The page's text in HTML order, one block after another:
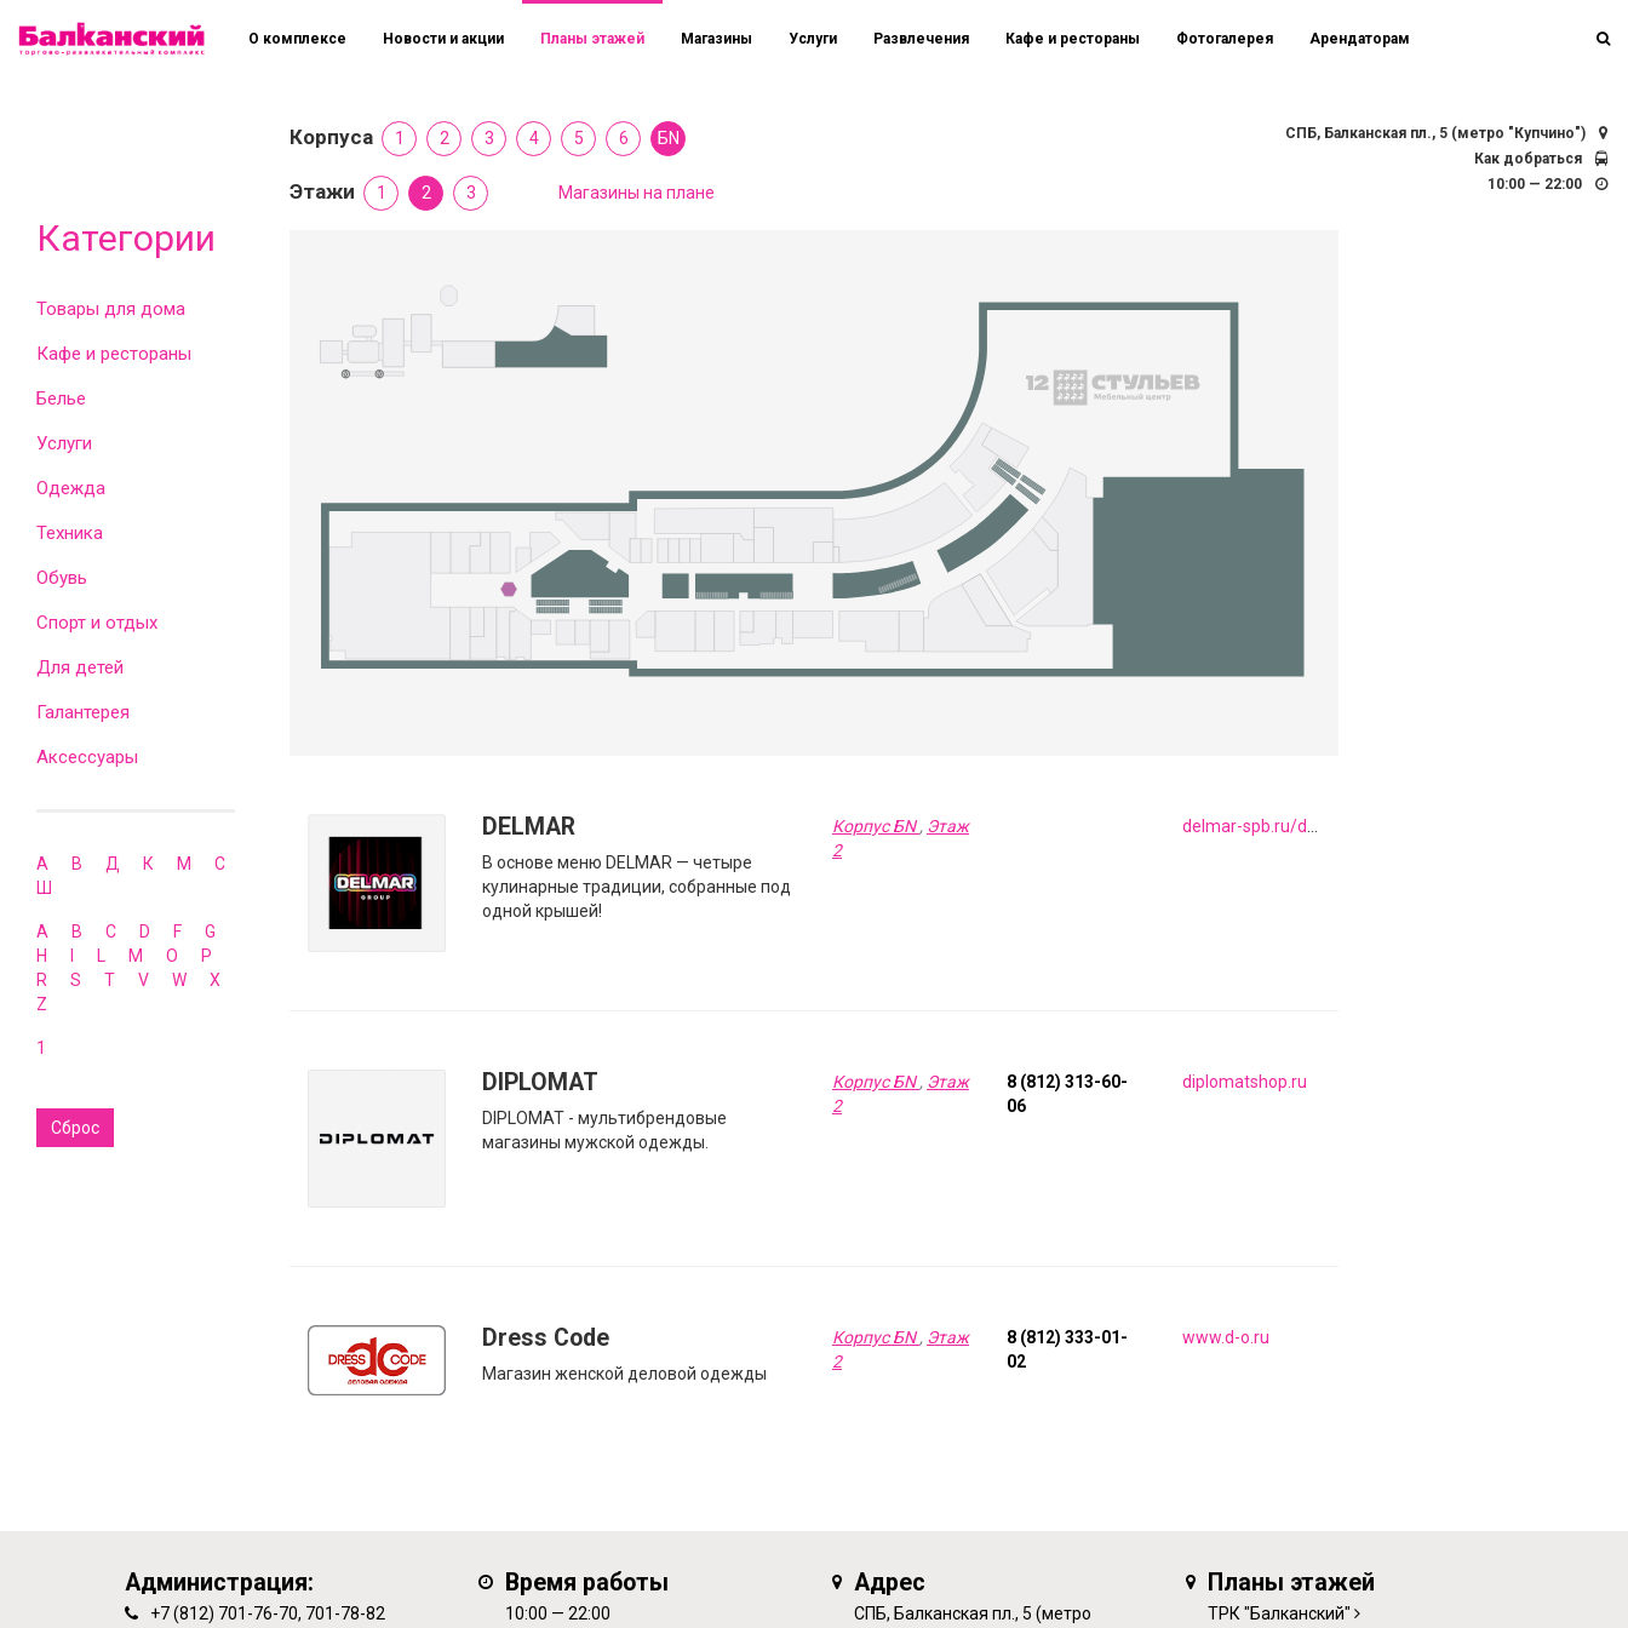
Категории
Товары для дома
Кафе и рестораны
Белье
Услуги
Одежда
Техника
Обувь
Спорт и отдых
Для детей
Галантерея
Аксессуары
А В Д К М
С
Ш
A B C D F
G
H
L M O
P
R
S T V W
X
Z
1
Сброс
О комплексе Новости и акции Планы этажей Магазины Услуги Развлечения Кафе и рестораны Фотогалерея Арендаторам
СПБ, Балканская пл., 5 (метро "Купчино")
Как добраться
10:00 — 22:00
Корпуса 1 2 3 4 5 6 БN
Этажи 1 2 3 Магазины на плане
DELMAR
В основе меню DELMAR — четыре
кулинарные традиции, собранные под
одной крышей!
Корпус БN, Этаж
2
DIPLOMAT
DIPLOMAT - мультибрендовые
магазины мужской одежды.
Корпус БN, Этаж
2
8 (812) 313-60-
06
diplomatshop.ru
Dress Code
Магазин женской деловой одежды
Корпус БN, Этаж
2
8 (812) 333-01-
02
www.d-o.ru
Администрация:
+7 (812) 701-76-70, 701-78-82
Время работы
10:00 — 22:00
Адрес
СПБ, Балканская пл., 5 (метро
Планы этажей
ТРК "Балканский"